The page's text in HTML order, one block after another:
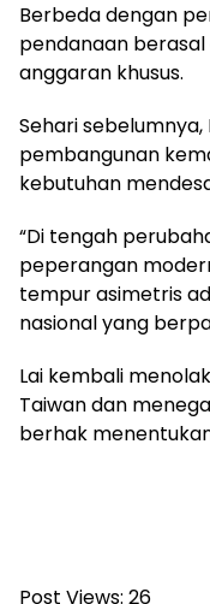
Berbeda dengan
pendanaan
anggaran khusus.
Sehari
pembangunan
kebutuhan
“Di tengah
peperangan
tempur asimetris
nasional yang
Lai kembali
Taiwan dan
berhak
Post Views: 26